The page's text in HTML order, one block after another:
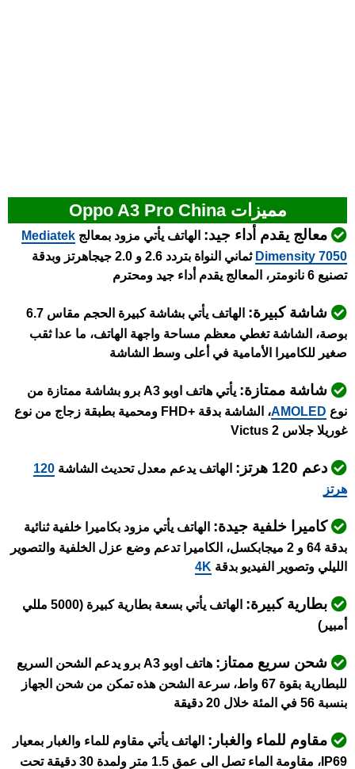
مميزات Oppo A3 Pro China
معالج يقدم أداء جيد: الهاتف يأتي مزود بمعالج Mediatek
Dimensity 7050
ثماني النواة بتردد 2.6 و 2.0 جيجاهرتز وبدقة
تصنيع 6 نانومتر، المعالج يقدم أداء جيد ومحترم
شاشة كبيرة:
الهاتف يأتي بشاشة كبيرة الحجم مقاس 6.7
بوصة، الشاشة تغطي معظم مساحة واجهة الهاتف، ما عدا ثقب
صغير للكاميرا الأمامية في أعلى وسط الشاشة
شاشة ممتازة:
يأتي هاتف اوبو A3 برو بشاشة ممتازة من
نوع AMOLED
، الشاشة بدقة +FHD ومحمية بطبقة زجاج من نوع
غوريلا جلاس Victus 2
دعم 120 هرتز: الهاتف يدعم معدل تحديث الشاشة 120
هرتز
كاميرا خلفية جيدة: الهاتف يأتي مزود بكاميرا خلفية ثنائية
بدقة 64 و 2 ميجابكسل، الكاميرا تدعم وضع عزل الخلفية والتصوير
الليلي وتصوير الفيديو بدقة 4K
بطارية كبيرة:
الهاتف يأتي بسعة بطارية كبيرة (5000 مللي
أمبير)
شحن سريع ممتاز:
هاتف اوبو A3 برو يدعم الشحن السريع
للبطارية بقوة 67 واط، سرعة الشحن هذه تمكن من شحن الجهاز
بنسبة 56 في المئة خلال 20 دقيقة
مقاوم للماء والغبار: الهاتف يأتي مقاوم للماء والغبار بمعيار
IP69، مقاومة الماء تصل الى عمق 1.5 متر ولمدة 30 دقيقة تحت